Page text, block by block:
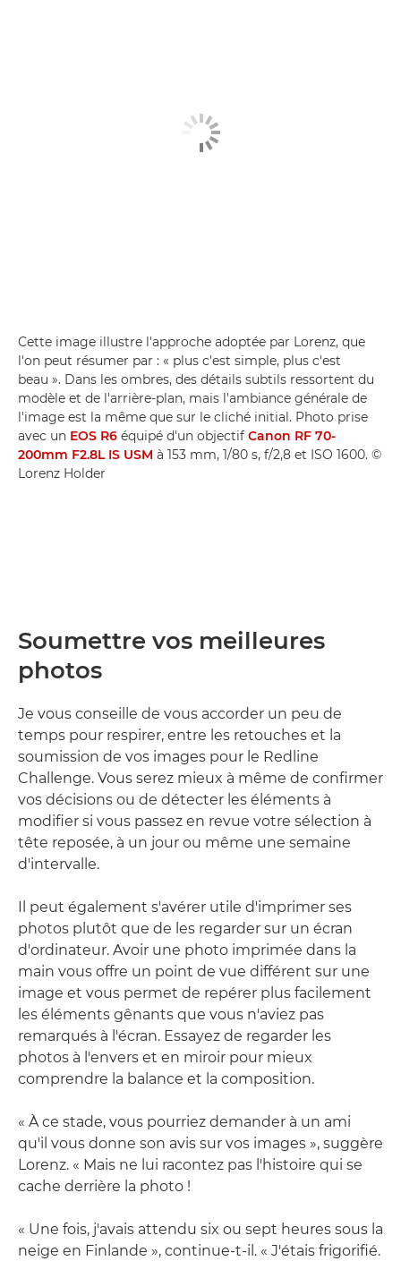
Cette image illustre l'approche adoptée par Lorenz, que
l'on peut résumer par : « plus c'est simple, plus c'est
beau ». Dans les ombres, des détails subtils ressortent du
modèle et de l'arrière-plan, mais l'ambiance générale de
l'image est la même que sur le cliché initial. Photo prise
avec un EOS R6 équipé d'un objectif Canon RF 70-
200mm F2.8L IS USM à 153 mm, 1/80 s, f/2,8 et ISO 1600. ©
Lorenz Holder
Soumettre vos meilleures
photos
Je vous conseille de vous accorder un peu de
temps pour respirer, entre les retouches et la
soumission de vos images pour le Redline
Challenge. Vous serez mieux à même de confirmer
vos décisions ou de détecter les éléments à
modifier si vous passez en revue votre sélection à
tête reposée, à un jour ou même une semaine
d'intervalle.
Il peut également s'avérer utile d'imprimer ses
photos plutôt que de les regarder sur un écran
d'ordinateur. Avoir une photo imprimée dans la
main vous offre un point de vue différent sur une
image et vous permet de repérer plus facilement
les éléments gênants que vous n'aviez pas
remarqués à l'écran. Essayez de regarder les
photos à l'envers et en miroir pour mieux
comprendre la balance et la composition.
« À ce stade, vous pourriez demander à un ami
qu'il vous donne son avis sur vos images », suggère
Lorenz. « Mais ne lui racontez pas l'histoire qui se
cache derrière la photo !
« Une fois, j'avais attendu six ou sept heures sous la
neige en Finlande », continue-t-il. « J'étais frigorifié.